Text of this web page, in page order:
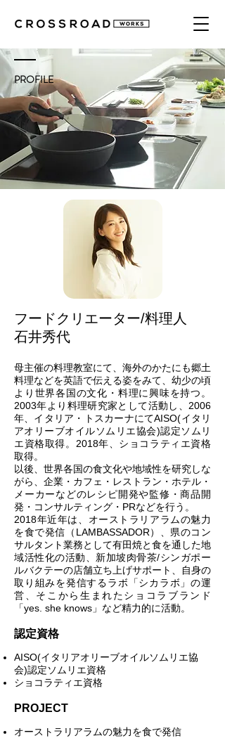
PROFILE
フードクリエーター/料理人
石井秀代
母主催の料理教室にて、海外のかたにも郷土
料理などを英語で伝える姿をみて、幼少の頃
より世界各国の文化・料理に興味を持つ。
2003年より料理研究家として活動し、2006
年、イタリア・トスカーナにてAISO(イタリ
アオリーブオイルソムリエ協会)認定ソムリ
エ資格取得。2018年、ショコラティエ資格
取得。
以後、世界各国の食文化や地域性を研究しな
がら、企業・カフェ・レストラン・ホテル・
メーカーなどのレシピ開発や監修・商品開
発・コンサルティング・PRなどを行う。
2018年近年は、オーストラリアラムの魅力
を食で発信（LAMBASSADOR）、県のコン
サルタント業務として有田焼と食を通した地
域活性化の活動、新加坡肉骨茶/シンガポー
ルバクテーの店舗立ち上げサポート、自身の
取り組みを発信するラボ「シカラボ」の運
営、そこから生まれたショコラブランド
「yes. she knows」など精力的に活動。
認定資格
AISO(イタリアオリーブオイルソムリエ協
会)認定ソムリエ資格
ショコラティエ資格
​PROJECT
オーストラリアラムの魅力を食で発信